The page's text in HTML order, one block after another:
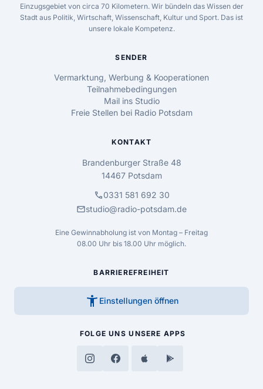
Einzugsgebiet von circa 70 Kilometern. Wir bündeln das Wissen der
Stadt aus Politik, Wirtschaft, Wissenschaft, Kultur und Sport. Das ist
unsere lokale Kompetenz.
SENDER
Vermarktung, Werbung & Kooperationen
Teilnahmebedingungen
Mail ins Studio
Freie Stellen bei Radio Potsdam
KONTAKT
Brandenburger Straße 48
14467 Potsdam
call0331 581 692 30
mailstudio@radio-potsdam.de
Eine Gewinnabholung ist von Montag – Freitag
08.00 Uhr bis 18.00 Uhr möglich.
BARRIEREFREIHEIT
accessibility_new Einstellungen öffnen
FOLGE UNS UNSERE APPS